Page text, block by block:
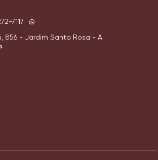
7117
856 - Jardim Santa Rosa - A